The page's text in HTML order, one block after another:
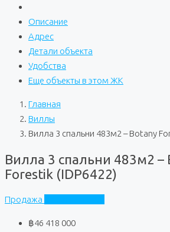
Описание
Адрес
Детали объекта
Удобства
Еще объекты в этом ЖК
Главная
Виллы
Вилла 3 спальни 483м2 – Botany
Вилла 3 спальни 483м2 –
Forestik (IDP6422)
Продажа
฿46 418 000